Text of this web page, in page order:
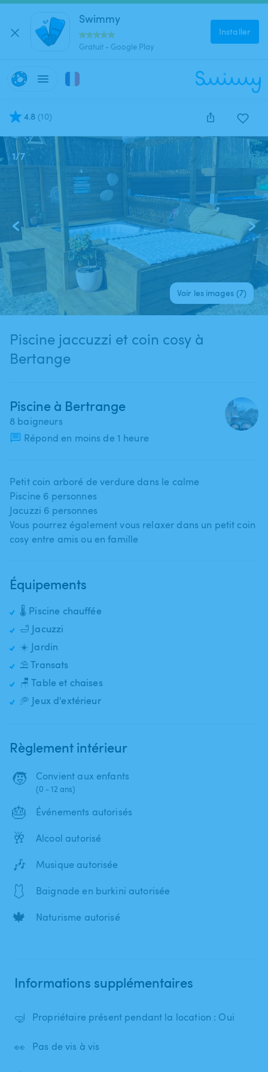
Swimmy
Gratuit - Google Play
Installer
4.8 (10)
1/7
Voir les images (7)
Piscine jaccuzzi et coin cosy à
Bertange
Piscine à Bertrange
8 baigneurs
Répond en moins de 1 heure
Petit coin arboré de verdure dans le calme
Piscine 6 personnes
Jacuzzi 6 personnes
Vous pourrez également vous relaxer dans un petit coin
cosy entre amis ou en famille
Équipements
🌡️ Piscine chauffée
🛁 Jacuzzi
☀️ Jardin
⛱️ Transats
🪑 Table et chaises
🥏 Jeux d'extérieur
Règlement intérieur
🧒 Convient aux enfants
(0 - 12 ans)
🎂 Événements autorisés
🥂 Alcool autorisé
🎶 Musique autorisée
🩱 Baignade en burkini autorisée
🍁 Naturisme autorisé
Informations supplémentaires
🤿 Propriétaire présent pendant la location : Oui
👀 Pas de vis à vis